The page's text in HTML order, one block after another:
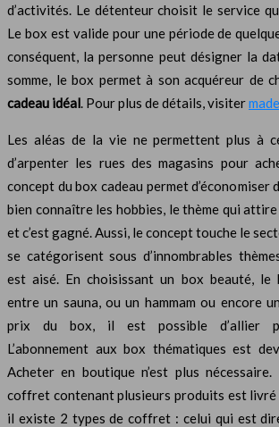
d’activités. Le détenteur choisit le service
Le box est valide pour une période de
conséquent, la personne peut désigner la
somme, le box permet à son acquéreur de
cadeau idéal . Pour plus de détails, visiter
Les aléas de la vie ne permettent plus à
d’arpenter les rues des magasins pour
concept du box cadeau permet d’économiser
bien connaître les hobbies, le thème qui
et c’est gagné. Aussi, le concept touche le
se catégorisent sous d’innombrables
est aisé. En choisissant un box beauté, le
entre un sauna, ou un hammam ou encore
prix du box, il est possible d’allier
L’abonnement aux box thématiques est
Acheter en boutique n’est plus nécessaire.
coffret contenant plusieurs produits est livré
il existe 2 types de coffret : celui qui est